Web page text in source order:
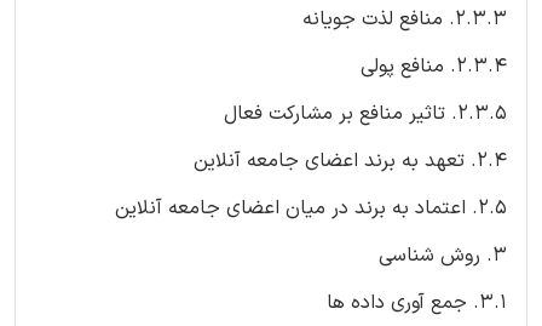
2.3.3. منافع لذت جویانه
2.3.4. منافع پولی
2.3.5. تاثیر منافع بر مشارکت فعال
2.4. تعهد به برند اعضای جامعه آنلاین
2.5. اعتماد به برند در میان اعضای جامعه آنلاین
3. روش شناسی
3.1. جمع آوری داده ها